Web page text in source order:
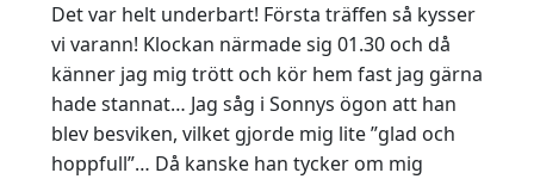
Det var helt underbart! Första träffen så kysser
vi varann! Klockan närmade sig 01.30 och då
känner jag mig trött och kör hem fast jag gärna
hade stannat… Jag såg i Sonnys ögon att han
blev besviken, vilket gjorde mig lite ”glad och
hoppfull”… Då kanske han tycker om mig